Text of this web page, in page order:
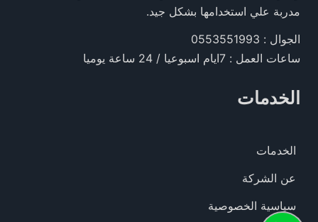
مدربة علي استخدامها بشكل جيد.
الجوال : 0553551993
ساعات العمل : 7ايام اسبوعيا / 24 ساعة يوميا
الخدمات
الخدمات
عن الشركة
سياسية الخصوصية